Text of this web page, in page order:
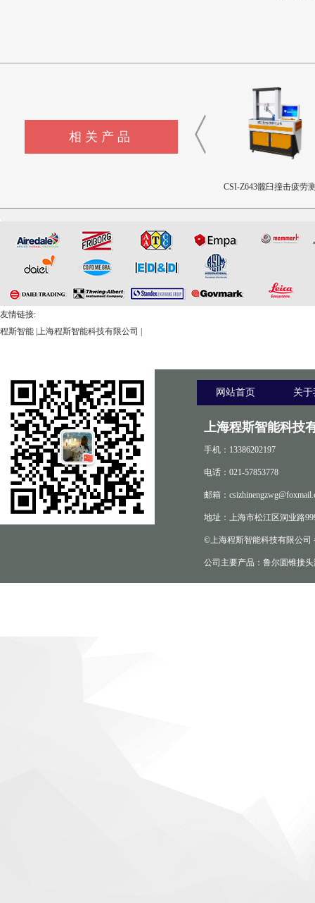
相关产品
CSI-Z643髋臼撞击疲劳
友情链接:
程斯智能 上海程斯智能科技有限公司
网站首页 关
上海程斯智能科技
手机：13386202197
电话：021-57853778
邮箱：
地址：上海市松江区洞业路
©上海程斯智能科技有限公司
公司主要产品：鲁尔圆锥接